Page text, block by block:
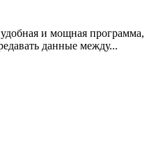
и мощная программа,
данные между...